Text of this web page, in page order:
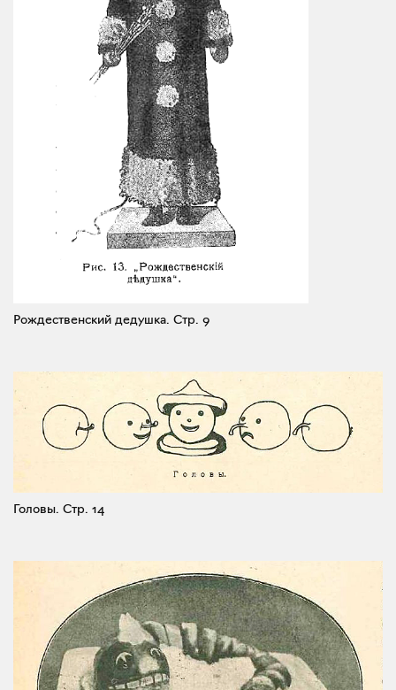
Рождественский дедушка. Стр. 9
Головы. Стр. 14